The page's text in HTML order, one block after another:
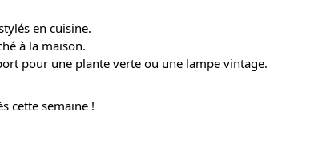
en cuisine.
à la maison.
pour une plante verte ou une lampe vintage.
cette semaine !